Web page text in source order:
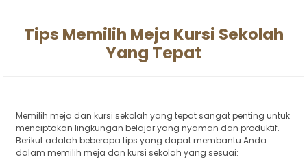
Tips Memilih Meja Kursi Sekolah
Yang Tepat
Memilih meja dan kursi sekolah yang tepat sangat penting untuk
menciptakan lingkungan belajar yang nyaman dan produktif.
Berikut adalah beberapa tips yang dapat membantu Anda
dalam memilih meja dan kursi sekolah yang sesuai: